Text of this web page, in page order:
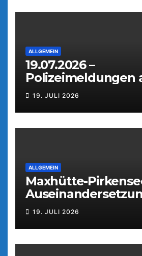
ALLGEMEIN
19.07.2026 –
Polizeimeldungen
Weiden
19. JULI 2026
ALLGEMEIN
Maxhütte-
Parkfest
19. JULI 2026